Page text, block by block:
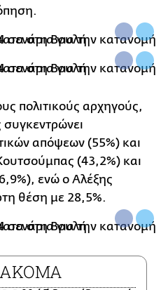
πολιτικούς αρχηγούς,
απόψεων (55%) και
(43,2%) και
ενώ ο Αλέξης
θέση με 28,5%.
ΑΚΟΜΑ